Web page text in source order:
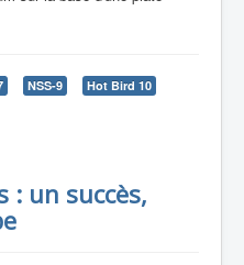
NSS-9
Hot Bird 10
: un succès,